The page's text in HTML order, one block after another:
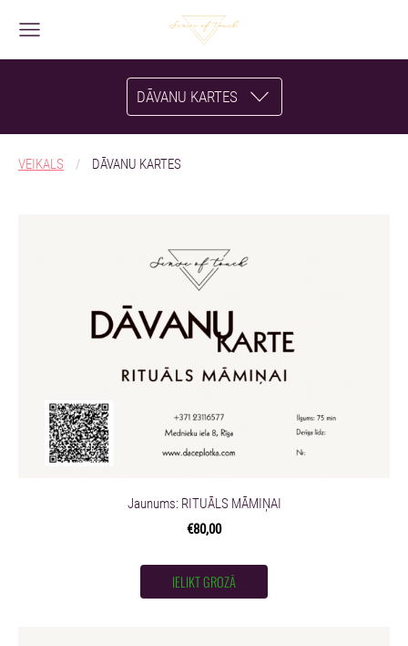
DĀVANU KARTES
VEIKALS DĀVANU KARTES
Jaunums: RITUĀLS MĀMIŅAI
€80,00
IELIKT GROZĀ